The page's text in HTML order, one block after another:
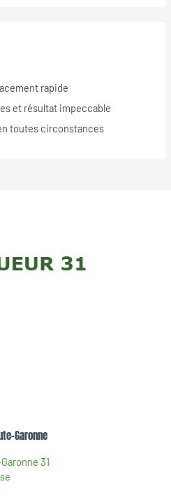
rapide
et résultat impeccable
toutes circonstances
Garonne
31